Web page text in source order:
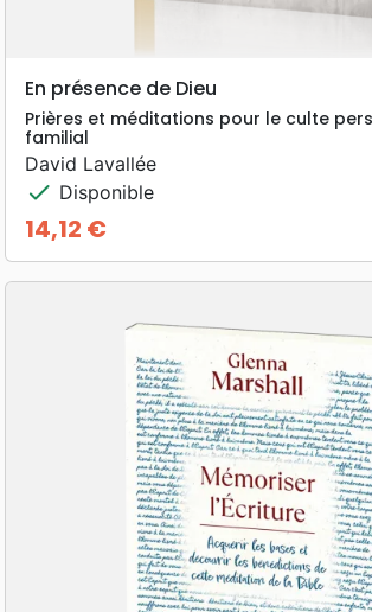
En présence de Dieu
Prières et méditations pour le culte
familial
David Lavallée
check Disponible
Prix
14,12 €